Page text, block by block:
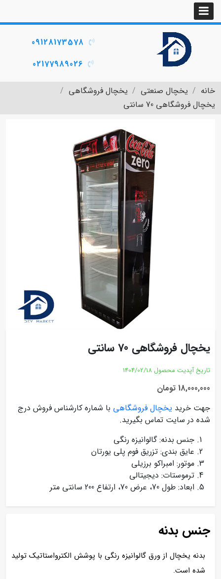
09128173578
02177989026
خانه یخچال صنعتی
یخچال فروشگاهی
یخچال فروشگاهی 70 سانتی
یخچال فروشگاهی 70 سانتی
تاریخ آپدیت محصول 1404/02/18
18,000,000 تومان
جهت خرید یخچال فروشگاهی با شماره کارشناس فروش درج
شده در سایت تماس بگیرید.
جنس بدنه: گالوانیزه رنگی
عایق بندی: تزریق فوم پلی یورتان
موتور: امبراکو برزیلی
ترموستات: دیجیتالی
ابعاد: طول 70، عرض 70، ارتفاع 200 سانتی متر
جنس بدنه
بدنه یخچال از ورق گالوانیزه رنگی با پوشش الکترواستاتیک تولید
شده است.